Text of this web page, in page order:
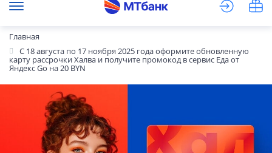
Главная
С 18 августа по 17 ноября 2025 года оформите обновленную
карту рассрочки Халва и получите промокод в сервис Еда от
Яндекс Go на 20 BYN